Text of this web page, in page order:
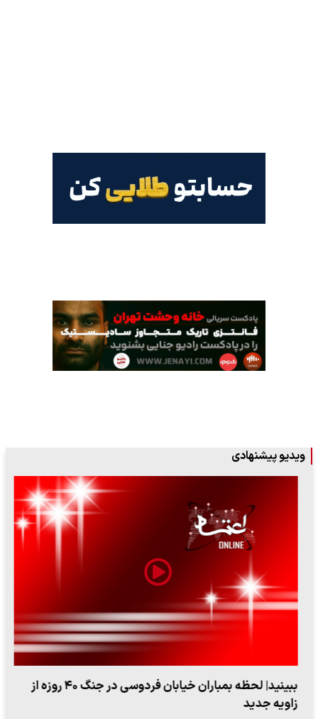
ویدیو پیشنهادی
ببینید| لحظه بمباران خیابان فردوسی در جنگ ۴۰ روزه از
زاویه جدید